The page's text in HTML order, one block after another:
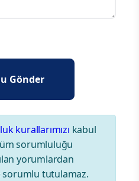
kurallarımızı kabul
sorumluluğu
yorumlardan
tutulamaz.